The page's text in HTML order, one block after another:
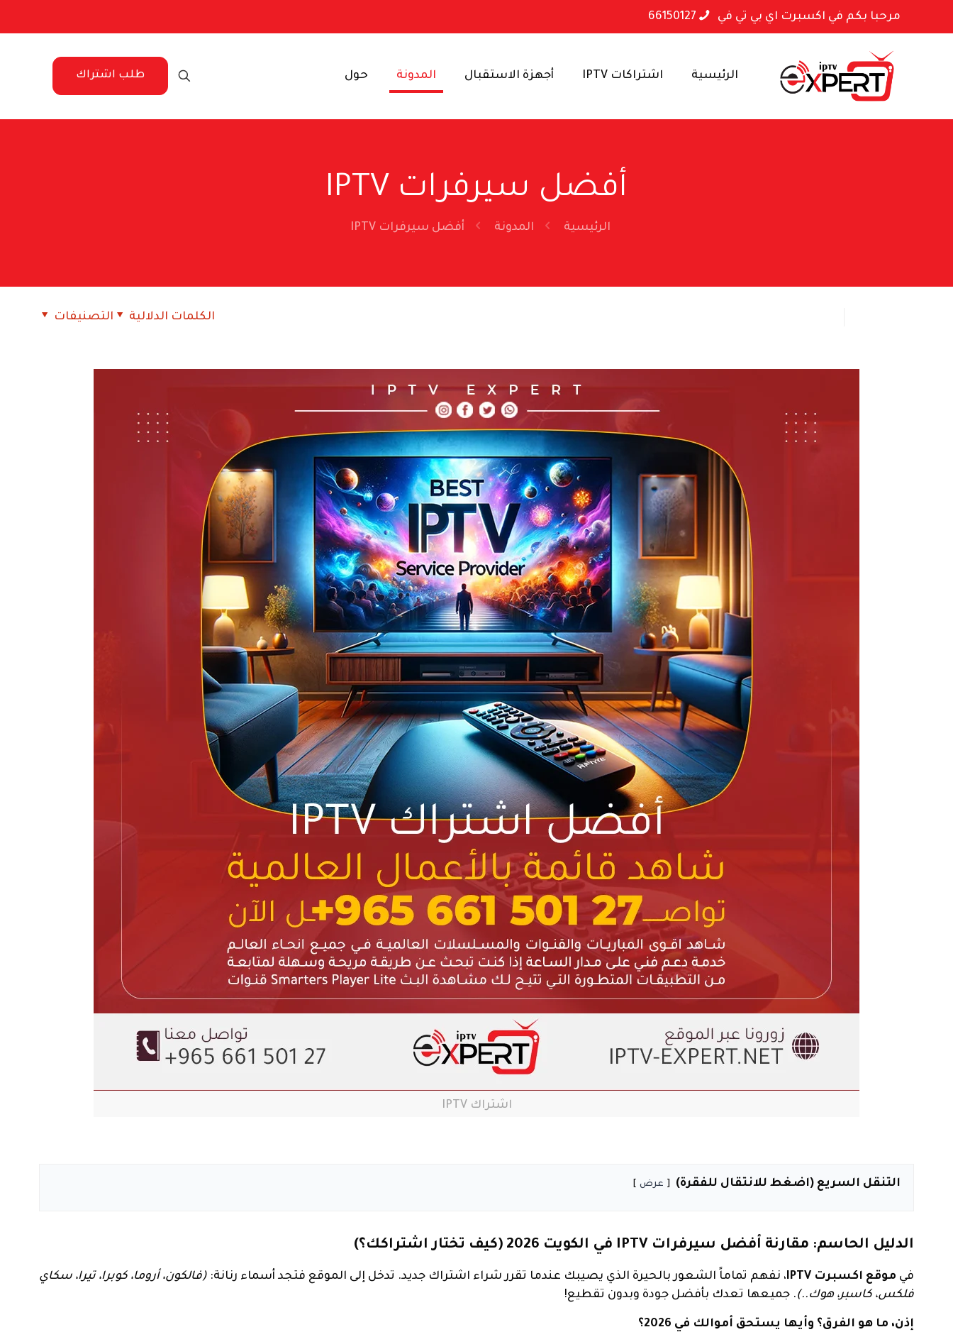
مرحبا بكم في اكسبرت اي بي تي في 66150127
الرئيسية اشتراكات IPTV أجهزة الاستقبال المدونة حول طلب اشتراك
أفضل سيرفرات IPTV
الرئيسية المدونة أفضل سيرفرات IPTV
التصنيفات الكلمات الدلالية
اشتراك IPTV
التنقل السريع (اضغط للانتقال للفقرة) عرض
الدليل الحاسم: مقارنة أفضل سيرفرات IPTV في الكويت 2026 (كيف تختار اشتراكك؟)
في موقع اكسبرت IPTV ، نفهم تماماً الشعور بالحيرة الذي يصيبك عندما تقرر شراء اشتراك جديد. تدخل إلى الموقع فتجد أسماء رنانة: (فالكون، أروما، كوبرا، تيرا، سكاي
فلكس، كاسبر، هوك..). جميعها تعدك بأفضل جودة وبدون تقطيع!
إذن، ما هو الفرق؟ وأيها يستحق أموالك في 2026؟